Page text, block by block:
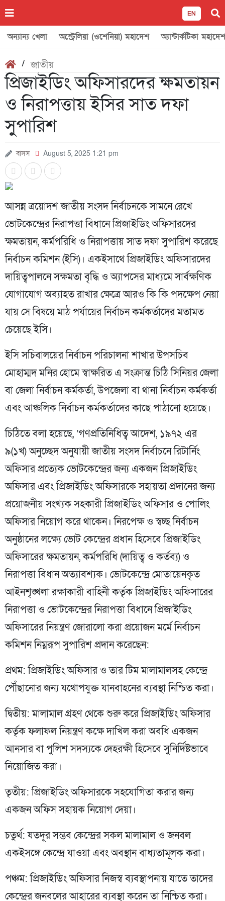
EN
অন্যান্য খেলা অস্ট্রেলিয়া (ওশেনিয়া) মহাদেশ অ্যান্টার্কটিকা মহাদেশ
/জাতীয়
প্রিজাইডিং অফিসারদের ক্ষমতায়ন
ও নিরাপত্তায় ইসির সাত দফা
সুপারিশ
বাসস August 5, 2025 1:21 pm
আসন্ন ত্রয়োদশ জাতীয় সংসদ নির্বাচনকে সামনে রেখে
ভোটকেন্দ্রের নিরাপত্তা বিধানে প্রিজাইডিং অফিসারদের
ক্ষমতায়ন, কর্মপরিধি ও নিরাপত্তায় সাত দফা সুপারিশ করেছে
নির্বাচন কমিশন (ইসি)। একইসাথে প্রিজাইডিং অফিসারদের
দায়িত্বপালনে সক্ষমতা বৃদ্ধি ও অ্যাপসের মাধ্যমে সার্বক্ষণিক
যোগাযোগ অব্যাহত রাখার ক্ষেত্রে আরও কি কি পদক্ষেপ নেয়া
যায় সে বিষয়ে মাঠ পর্যায়ের নির্বাচন কর্মকর্তাদের মতামত
চেয়েছে ইসি।
ইসি সচিবালয়ের নির্বাচন পরিচালনা শাখার উপসচিব
মোহাম্মদ মনির হোমে স্বাক্ষরিত এ সংক্রান্ত চিঠি সিনিয়র জেলা
বা জেলা নির্বাচন কর্মকর্তা, উপজেলা বা থানা নির্বাচন কর্মকর্তা
এবং আঞ্চলিক নির্বাচন কর্মকর্তাদের কাছে পাঠানো হয়েছে।
চিঠিতে বলা হয়েছে, ‘গণপ্রতিনিধিত্ব আদেশ, ১৯৭২ এর
৯(১খ) অনুচ্ছেদ অনুযায়ী জাতীয় সংসদ নির্বাচনে রিটার্নিং
অফিসার প্রত্যেক ভোটকেন্দ্রের জন্য একজন প্রিজাইডিং
অফিসার এবং প্রিজাইডিং অফিসারকে সহায়তা প্রদানের জন্য
প্রয়োজনীয় সংখ্যক সহকারী প্রিজাইডিং অফিসার ও পোলিং
অফিসার নিয়োগ করে থাকেন। নিরপেক্ষ ও স্বচ্ছ নির্বাচন
অনুষ্ঠানের লক্ষ্যে ভোট কেন্দ্রের প্রধান হিসেবে প্রিজাইডিং
অফিসারের ক্ষমতায়ন, কর্মপরিধি (দায়িত্ব ও কর্তব্য) ও
নিরাপত্তা বিধান অত্যাবশ্যক। ভোটকেন্দ্রে মোতায়েনকৃত
আইনশৃঙ্খলা রক্ষাকারী বাহিনী কর্তৃক প্রিজাইডিং অফিসারের
নিরাপত্তা ও ভোটকেন্দ্রের নিরাপত্তা বিধানে প্রিজাইডিং
অফিসারের নিয়ন্ত্রণ জোরালো করা প্রয়োজন মর্মে নির্বাচন
কমিশন নিম্নরূপ সুপারিশ প্রদান করেছেন:
প্রথম: প্রিজাইডিং অফিসার ও তার টিম মালামালসহ কেন্দ্রে
পৌঁছানোর জন্য যথোপযুক্ত যানবাহনের ব্যবস্থা নিশ্চিত করা।
দ্বিতীয়: মালামাল গ্রহণ থেকে শুরু করে প্রিজাইডিং অফিসার
কর্তৃক ফলাফল নিয়ন্ত্রণ কক্ষে দাখিল করা অবধি একজন
আনসার বা পুলিশ সদস্যকে দেহরক্ষী হিসেবে সুনির্দিষ্টভাবে
নিয়োজিত করা।
তৃতীয়: প্রিজাইডিং অফিসারকে সহযোগিতা করার জন্য
একজন অফিস সহায়ক নিয়োগ দেয়া।
চতুর্থ: যতদূর সম্ভব কেন্দ্রের সকল মালামাল ও জনবল
একইসঙ্গে কেন্দ্রে যাওয়া এবং অবস্থান বাধ্যতামূলক করা।
পঞ্চম: প্রিজাইডিং অফিসার নিজস্ব ব্যবস্থাপনায় যাতে তাদের
কেন্দ্রের জনবলের আহারের ব্যবস্থা করেন তা নিশ্চিত করা।